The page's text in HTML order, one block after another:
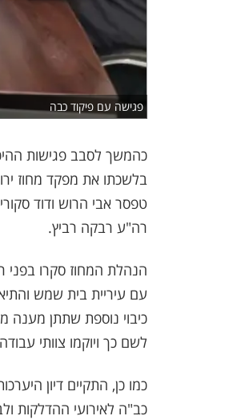
פגישה עם פיקוד כבה
כהמשך לסבב פגישות
בלשכתו את מפקד מחוז
טפסר אבי הרוש ודוד
רה"ע רבקה רביץ.
הנהלת המחוז סקרו בפני
עם עיריית בית שמש
כיבוי נוספת שתתן מענה
לשם כך ויוקמו צוותי
כמו כן, התקיים דיון
כב"ה לאירועי ההדלקות